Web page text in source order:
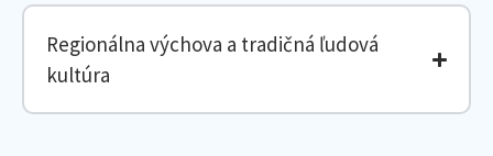
Regionálna výchova a tradičná ľudová
kultúra